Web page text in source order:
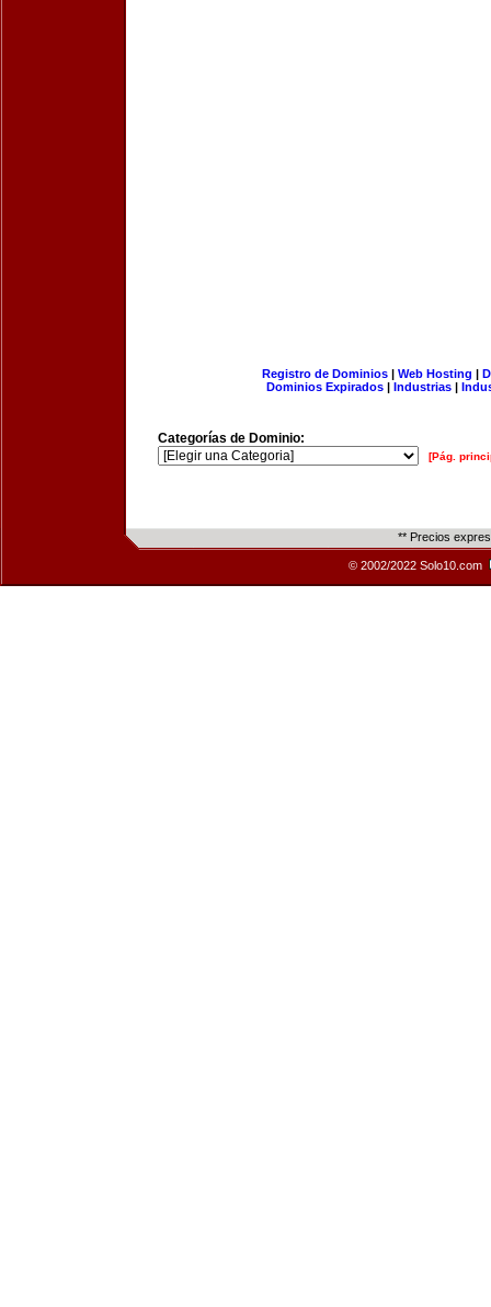
Registro de Dominios| Web Hosting |
Dominios Expirados | Industrias |
Categorías de Dominio:
[Pág.
** Precios
© 2002/2022 Solo10.com